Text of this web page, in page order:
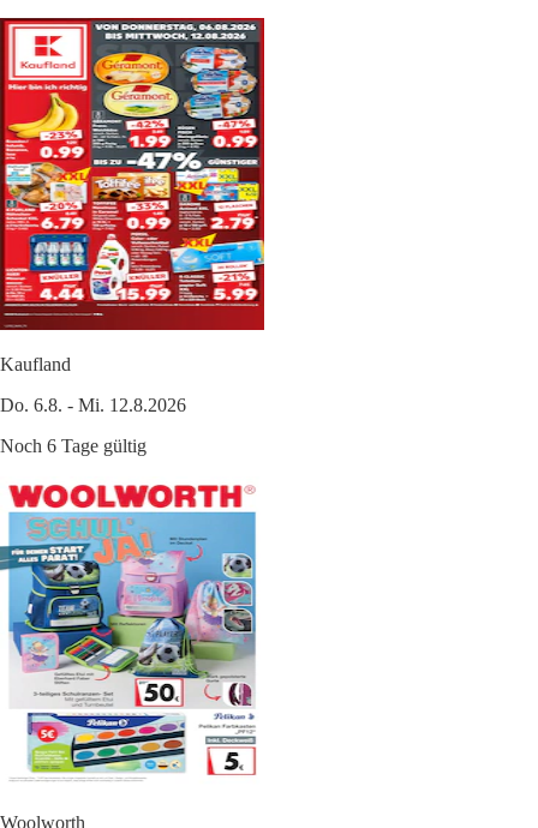
Kaufland
Do. 6.8. - Mi. 12.8.2026
Noch 6 Tage gültig
Woolworth